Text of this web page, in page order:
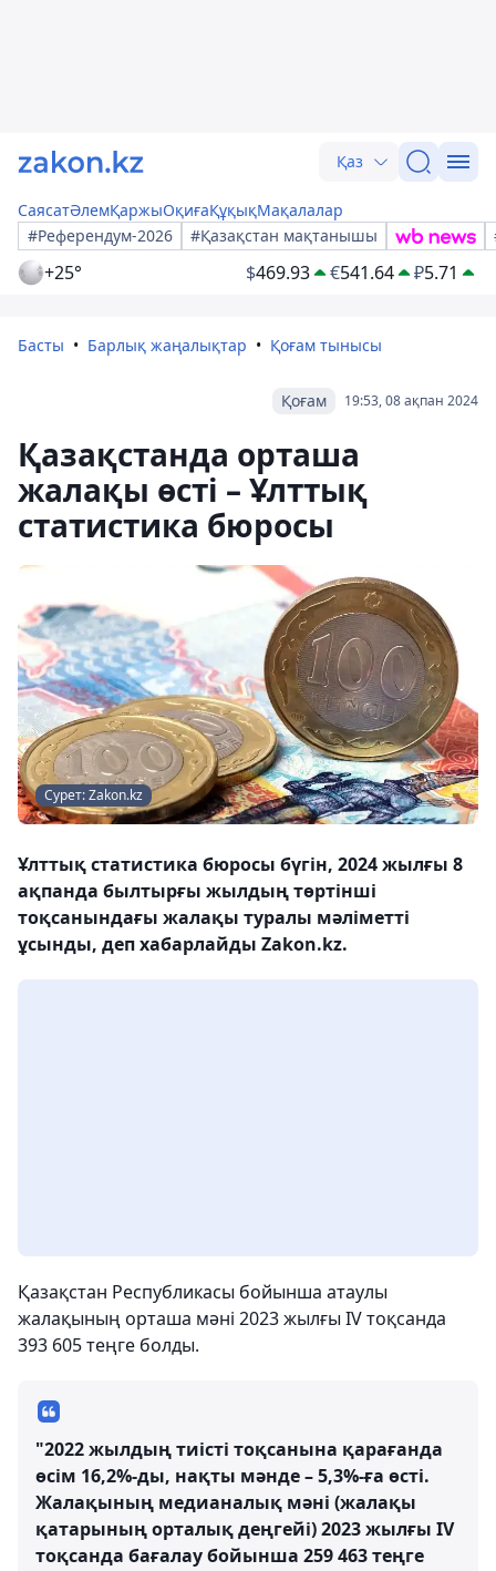
Қаз
СаясатӘлемҚаржыОқиғаҚұқықМақалалар
#Референдум-2026
#Қазақстан мақтанышы
+25° $469.93 €541.64 ₽5.71
Басты Барлық жаңалықтар Қоғам тынысы
19:53, 08 ақпан 2024
Қоғам
Қазақстанда орташа
жалақы өсті – Ұлттық
статистика бюросы
Сурет: Zakon.kz
Ұлттық статистика бюросы бүгін, 2024 жылғы 8
ақпанда былтырғы жылдың төртінші
тоқсанындағы жалақы туралы мәліметті
ұсынды, деп хабарлайды Zakon.kz.
Қазақстан Республикасы бойынша атаулы
жалақының орташа мәні 2023 жылғы IV тоқсанда
393 605 теңге болды.
"2022 жылдың тиісті тоқсанына қарағанда
өсім 16,2%-ды, нақты мәнде – 5,3%-ға өсті.
Жалақының медианалық мәні (жалақы
қатарының орталық деңгейі) 2023 жылғы IV
тоқсанда бағалау бойынша 259 463 теңге